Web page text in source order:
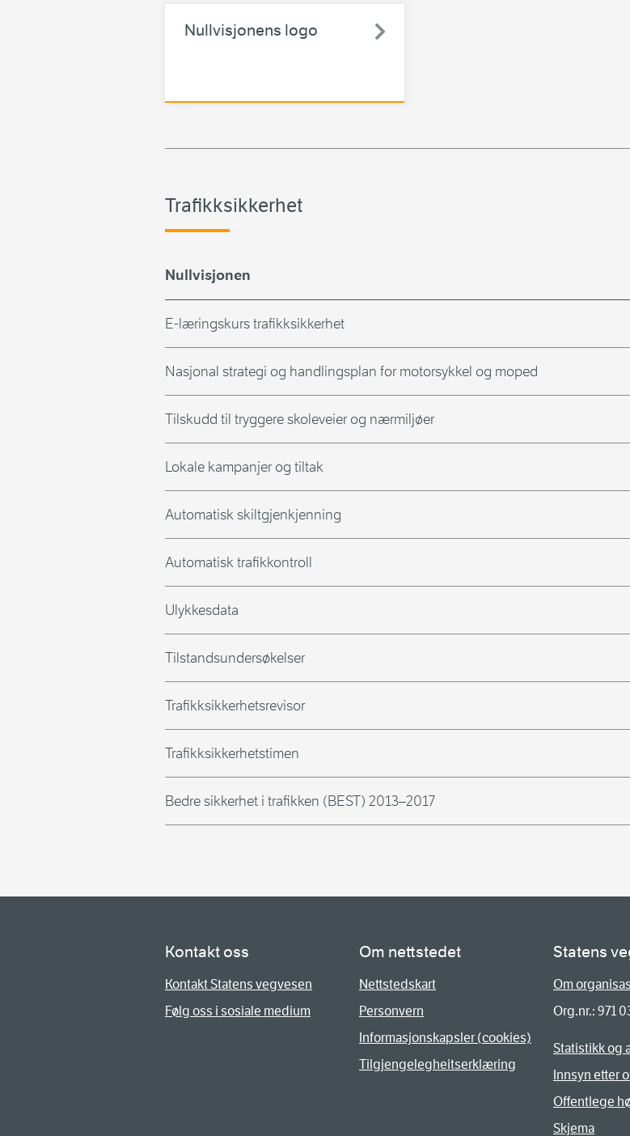
Nullvisjonens logo
Trafikksikkerhet
Nullvisjonen
E-læringskurs trafikksikkerhet
Nasjonal strategi og handlingsplan for motorsykkel og moped
Tilskudd til tryggere skoleveier og nærmiljøer
Lokale kampanjer og tiltak
Automatisk skiltgjenkjenning
Automatisk trafikkontroll
Ulykkesdata
Tilstandsundersøkelser
Trafikksikkerhetsrevisor
Trafikksikkerhetstimen
Bedre sikkerhet i trafikken (BEST) 2013–2017
Kontakt oss
Kontakt Statens vegvesen
Følg oss i sosiale medium
Om nettstedet
Nettstedskart
Personvern
Informasjonskapsler (cookies)
Tilgjengelegheitserklæring
Statens
Om
Org.nr.: 971
Statistikk og
Innsyn etter
Offentlege
Skjema